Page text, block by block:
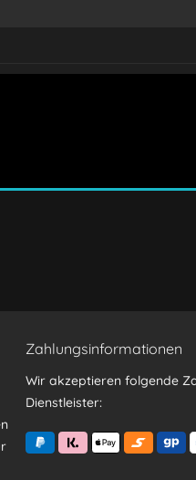
Zahlungsinformationen
Wir akzeptieren folgende
Dienstleister: